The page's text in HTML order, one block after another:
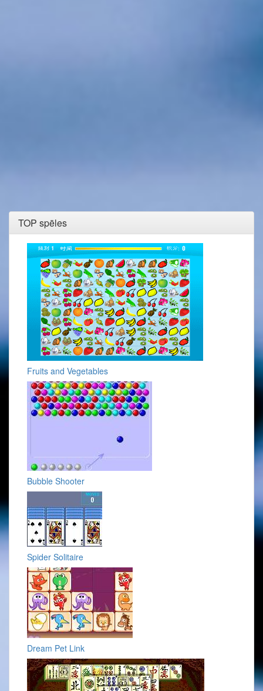
TOP spēles
Fruits and Vegetables
Bubble Shooter
Spider Solitaire
Dream Pet Link